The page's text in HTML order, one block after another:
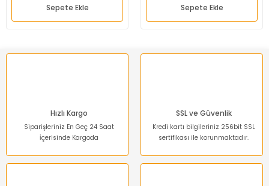
Sepete Ekle Sepete Ekle
Hızlı Kargo
Siparişleriniz En Geç 24 Saat
İçerisinde Kargoda
SSL ve Güvenlik
Kredi kartı bilgileriniz 256bit SSL
sertifikası ile korunmaktadır.